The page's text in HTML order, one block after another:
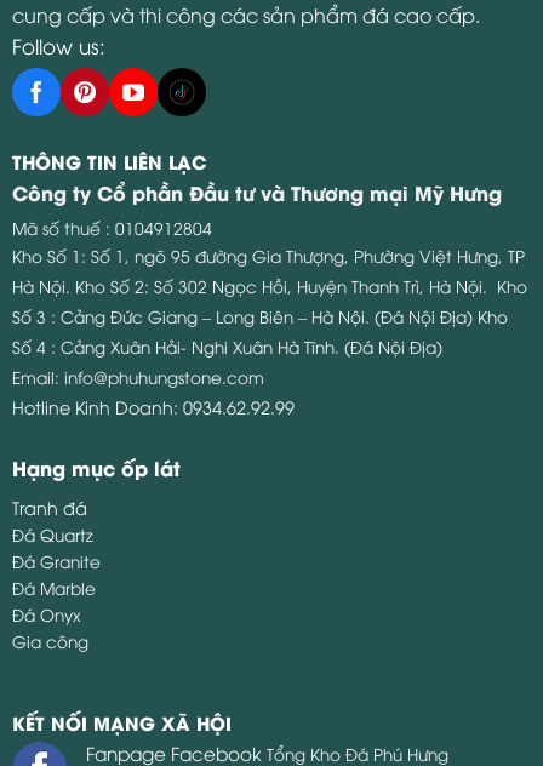
cung cấp và thi công các sản phẩm đá cao cấp.
Follow us:
THÔNG TIN LIÊN LẠC
Công ty Cổ phần Đầu tư và Thương mại Mỹ Hưng
Mã số thuế : 0104912804
Kho Số 1: Số 1, ngõ 95 đường Gia Thượng, Phường Việt Hưng, TP
Hà Nội. Kho Số 2: Số 302 Ngọc Hồi, Huyện Thanh Trì, Hà Nội. Kho
Số 3 : Cảng Đức Giang – Long Biên – Hà Nội. (Đá Nội Địa) Kho
Số 4 : Cảng Xuân Hải- Nghi Xuân Hà Tĩnh. (Đá Nội Địa)
Email: info@phuhungstone.com
Hotline Kinh Doanh: 0934.62.92.99
Hạng mục ốp lát
Tranh đá
Đá Quartz
Đá Granite
Đá Marble
Đá Onyx
Gia công
KẾT NỐI MẠNG XÃ HỘI
Fanpage Facebook Tổng Kho Đá Phú Hưng